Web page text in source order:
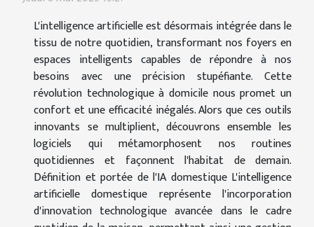
L'intelligence artificielle est désormais intégrée dans le
tissu de notre quotidien, transformant nos foyers en
espaces intelligents capables de répondre à nos
besoins avec une précision stupéfiante. Cette
révolution technologique à domicile nous promet un
confort et une efficacité inégalés. Alors que ces outils
innovants se multiplient, découvrons ensemble les
logiciels qui métamorphosent nos routines
quotidiennes et façonnent l'habitat de demain.
Définition et portée de l'IA domestique L'intelligence
artificielle domestique représente l'incorporation
d'innovation technologique avancée dans le cadre